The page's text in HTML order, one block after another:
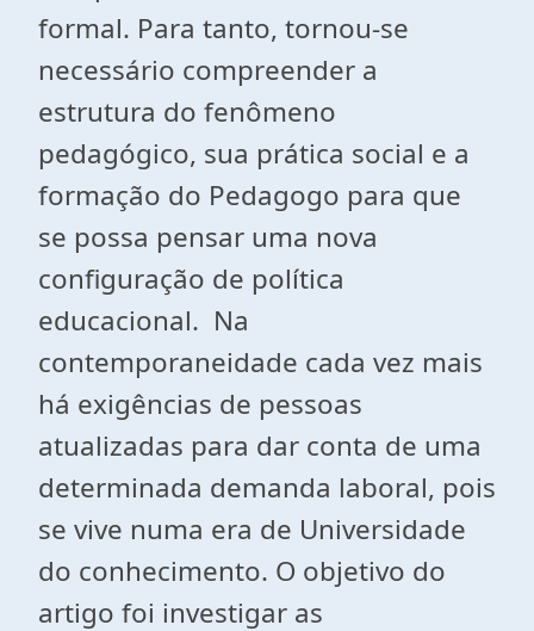
formal. Para tanto, tornou-se
necessário compreender a
estrutura do fenômeno
pedagógico, sua prática social e a
formação do Pedagogo para que
se possa pensar uma nova
configuração de política
educacional. Na
contemporaneidade cada vez mais
há exigências de pessoas
atualizadas para dar conta de uma
determinada demanda laboral, pois
se vive numa era de Universidade
do conhecimento. O objetivo do
artigo foi investigar as